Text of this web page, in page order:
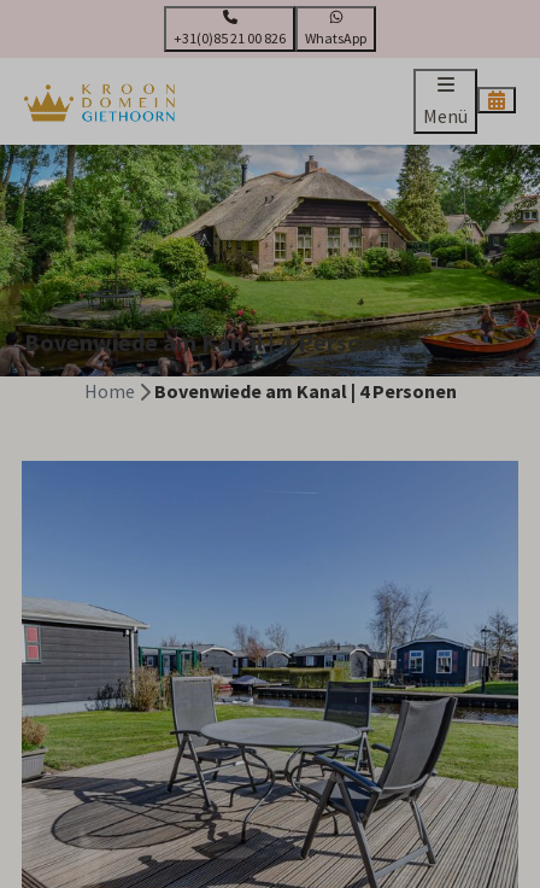
+31(0)85 21 00 826 WhatsApp
Menü
Bovenwiede am Kanal | 4 Personen
Home Bovenwiede am Kanal | 4 Personen